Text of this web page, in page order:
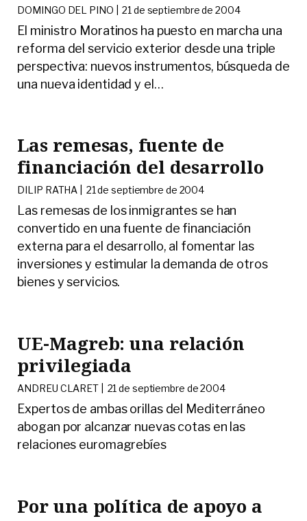
DOMINGO DEL PINO |21 de septiembre de 2004
El ministro Moratinos ha puesto en marcha una
reforma del servicio exterior desde una triple
perspectiva: nuevos instrumentos, búsqueda de
una nueva identidad y el…
Las remesas, fuente de
financiación del desarrollo
DILIP RATHA | 21 de septiembre de 2004
Las remesas de los inmigrantes se han
convertido en una fuente de financiación
externa para el desarrollo, al fomentar las
inversiones y estimular la demanda de otros
bienes y servicios.
UE-Magreb: una relación
privilegiada
ANDREU CLARET | 21 de septiembre de 2004
Expertos de ambas orillas del Mediterráneo
abogan por alcanzar nuevas cotas en las
relaciones euromagrebíes
Por una política de apoyo a